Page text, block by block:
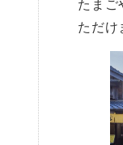
たまご
ただけ